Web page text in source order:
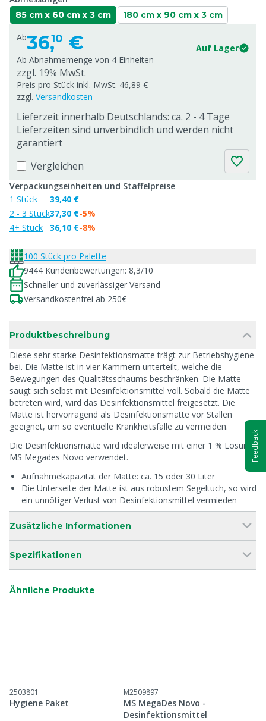
85 cm x 60 cm x 3 cm 180 cm x 90 cm x 3 cm
Ab36,10 €
Auf Lager
Ab Abnahmemenge von 4 Einheiten
zzgl. 19% MwSt.
Preis pro Stück inkl. MwSt. 46,89 €
zzgl. Versandkosten
Lieferzeit innerhalb Deutschlands: ca. 2 - 4 Tage
Lieferzeiten sind unverbindlich und werden nicht
garantiert
Vergleichen
Verpackungseinheiten und Staffelpreise
1 Stück
2 - 3 Stück
4+ Stück
39,40 €
37,30 €
36,10 €
-5%
-8%
100 Stück pro Palette
9444 Kundenbewertungen: 8,3/10
Schneller und zuverlässiger Versand
Versandkostenfrei ab 250€
Produktbeschreibung
Diese sehr starke Desinfektionsmatte trägt zur Betriebshygiene
bei. Die Matte ist in vier Kammern unterteilt, welche die
Bewegungen des Qualitätsschaums beschränken. Die Matte
saugt sich selbst mit Desinfektionsmittel voll. Sobald die Matte
betreten wird, wird das Desinfektionsmittel freigesetzt. Die
Matte ist hervorragend als Desinfektionsmatte vor Ställen
geeignet, um so eventuelle Krankheitsfälle zu vermeiden.
Die Desinfektionsmatte wird idealerweise mit einer 1 % Lösung
MS Megades Novo verwendet.
Aufnahmekapazität der Matte: ca. 15 oder 30 Liter
Die Unterseite der Matte ist aus robustem Segeltuch, so wird
ein unnötiger Verlust von Desinfektionsmittel vermieden
Zusätzliche Informationen
Spezifikationen
Ähnliche Produkte
2503801
Hygiene Paket
M2509897
MS MegaDes Novo -
Desinfektionsmittel
Feedback